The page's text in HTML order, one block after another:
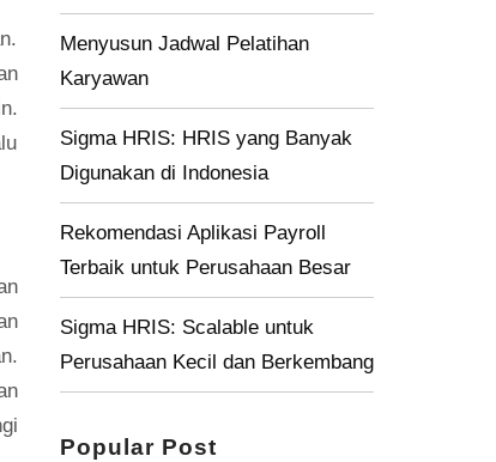
Menyusun Jadwal Pelatihan
Karyawan
Sigma HRIS: HRIS yang Banyak
Digunakan di Indonesia
Rekomendasi Aplikasi Payroll
Terbaik untuk Perusahaan Besar
Sigma HRIS: Scalable untuk
Perusahaan Kecil dan Berkembang
Popular Post